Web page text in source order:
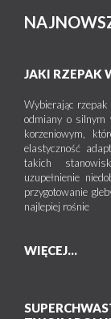
JAKI RZEPAK
Wybierając rzepak
odmiany o silnym
korzeniowym,
elastyczność
takich
uzupełnienie
przygotowanie
najlepiej rośnie
WIĘCEJ...